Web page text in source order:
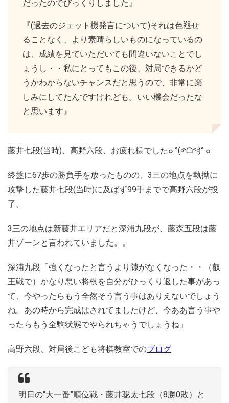
だったのでびっくりしました』
『(過去のジェット機発言について)それは色褪せ
ることなく、より素晴らしいものになっているの
は、成績を見ていただいても間違いないことでし
ょうし・・私にとってもこの後、対局できるかど
うかわからないチャンスだと思うので、非常に楽
しみにしてたんですけれども。いい機会だったな
と思います』
藤井七段(当時)、高野六段、お疲れ様でした๐·°(৹˃ᗝ˂৹)°·๐
終盤に67歩の勝負手を放ったものの、3三の地点を執拗に
攻撃した藤井七段(当時)に及ばず99手までで高野六段が投
了。
3三の地点は新藤井エリアだと深浦九段が、藤森五段は藤
井ゾーンと言われていました。。
深浦九段「強くなったと言うより隙がなくなった・・（叡
王戦で）かなり悪い将棋を自分がひっくり返した事があっ
て、今やったらもう全然そう言う事はありえないでしょう
ね。あの時から完成はされてましたけど、今ああ言う事や
ったらもう全駒状態でやられちゃうでしょうね」
高野六段、対局後こども将棋教室でのブログ
明日の“大一番”順位戦・藤井聡太七段（8勝0敗）と